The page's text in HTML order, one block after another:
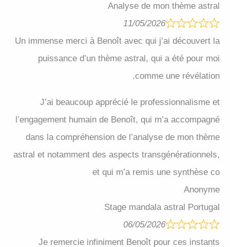
Analyse de mon thème astral
11/05/2026
Un immense merci à Benoît avec qui j’ai découvert la
puissance d’un thème astral, qui a été pour moi
comme une révélation.
J’ai beaucoup apprécié le professionnalisme et
l’engagement humain de Benoît, qui m’a accompagné
dans la compréhension de l’analyse de mon thème
astral et notamment des aspects transgénérationnels,
et qui m’a remis une synthèse co
Anonyme
Stage mandala astral Portugal
06/05/2026
Je remercie infiniment Benoît pour ces instants